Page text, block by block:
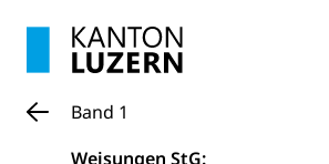
Band 1
Weisungen StG: